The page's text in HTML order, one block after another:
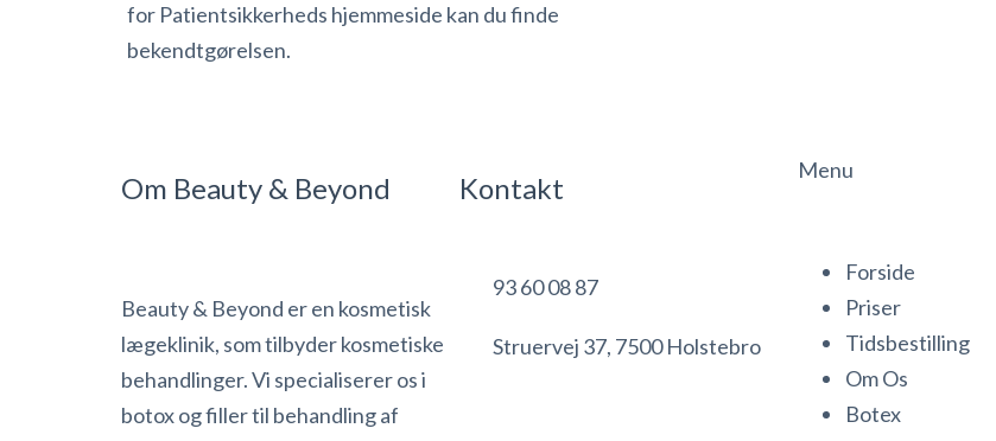
for Patientsikkerheds hjemmeside kan du finde
bekendtgørelsen.
Om Beauty & Beyond
Beauty & Beyond er en kosmetisk
lægeklinik, som tilbyder kosmetiske
behandlinger. Vi specialiserer os i
botox og filler til behandling af
Kontakt
93 60 08 87
Struervej 37, 7500 Holstebro
Menu
Forside
Priser
Tidsbestilling
Om Os
Botex